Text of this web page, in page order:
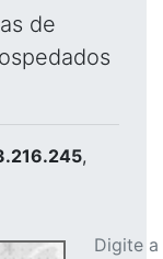
de
,
Digite